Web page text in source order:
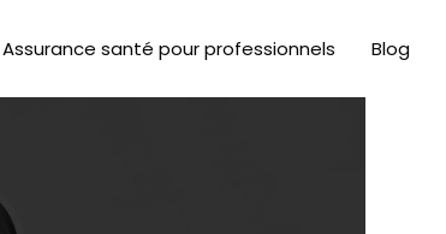
Assurance santé pour professionnels Blog